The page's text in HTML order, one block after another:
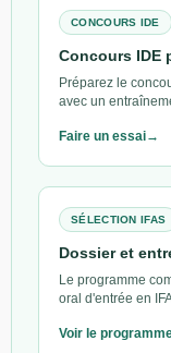
CONCOURS IDE
Concours IDE
Préparez le
avec un
Faire un essai
SÉLECTION IFAS
Dossier et
Le programme
oral d'entrée en
Voir le